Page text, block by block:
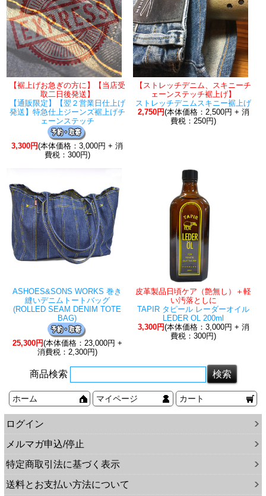
【裾上げお急ぎの方に】【当店受
取二日後発送】
【通販限定】【翌２営業日仕上げ
発送】特急仕上ジーンズ裾上げチ
ェーンステッチ
3,300円(本体価格：3,000円 + 消
費税：300円)
【ストレッチデニム、スキニーチ
ェーンステッチ裾上げ】
ストレッチデニムスキニー裾上げ
2,750円(本体価格：2,500円 + 消
費税：250円)
ASHOES&SONS WORKS 巻き
縫いデニムトートバッグ
(ROLLED SEAM DENIM TOTE
BAG)
25,300円(本体価格：23,000円 +
消費税：2,300円)
皮革製品日頃ケア（艶無し）＋軽
い汚落としに
TAPIR タピール レーダーオイル
LEDER OL 200ml
3,300円(本体価格：3,000円 + 消
費税：300円)
商品検索
ホーム マイページ カート
ログイン
メルマガ申込/停止
特定商取引法に基づく表示
送料とお支払い方法について